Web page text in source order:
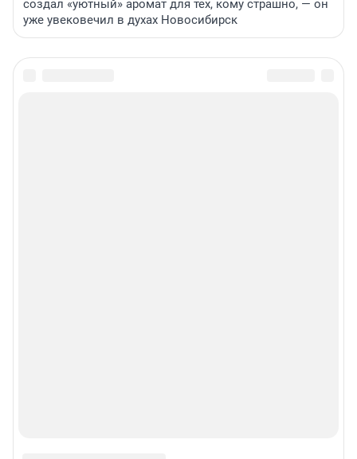
создал «уютный» аромат для тех, кому страшно, — он
уже увековечил в духах Новосибирск